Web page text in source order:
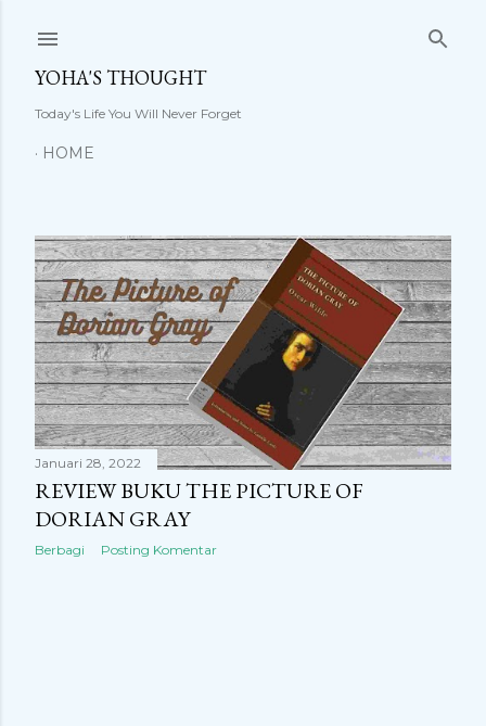
YOHA'S THOUGHT
Today's Life You Will Never Forget
HOME
P
o
s
t
i
n
g
Januari 28, 2022
REVIEW BUKU THE PICTURE OF
DORIAN GRAY
Berbagi Posting Komentar